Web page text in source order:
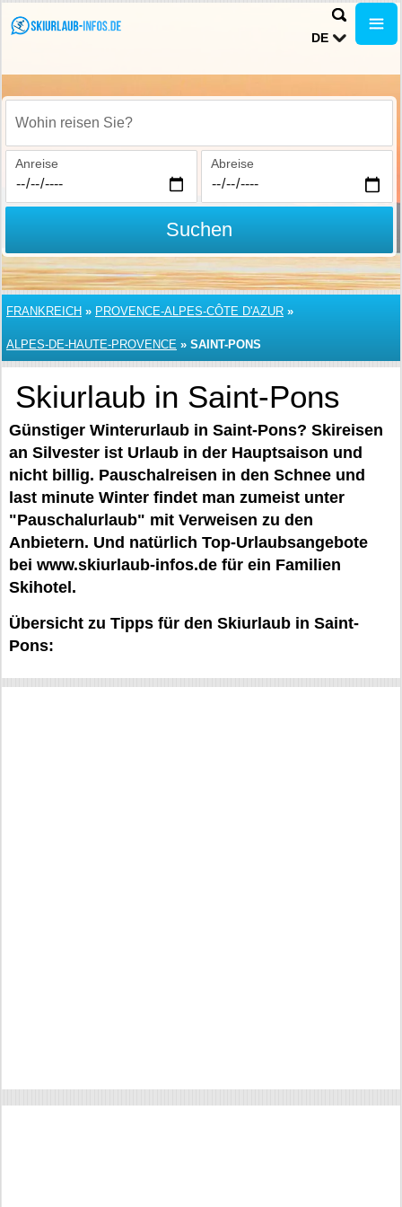
DE
Wohin reisen Sie?
Anreise Abreise
Suchen
FRANKREICH » PROVENCE-ALPES-CÔTE D'AZUR »
ALPES-DE-HAUTE-PROVENCE » SAINT-PONS
Skiurlaub in Saint-Pons
Günstiger Winterurlaub in Saint-Pons? Skireisen
an Silvester ist Urlaub in der Hauptsaison und
nicht billig. Pauschalreisen in den Schnee und
last minute Winter findet man zumeist unter
"Pauschalurlaub" mit Verweisen zu den
Anbietern. Und natürlich Top-Urlaubsangebote
bei www.skiurlaub-infos.de für ein Familien
Skihotel.
Übersicht zu Tipps für den Skiurlaub in Saint-
Pons: